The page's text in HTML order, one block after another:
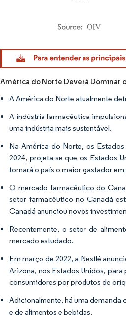
Imagem © Mordor Intelligence. O reuso requer
América do Norte Deverá Dominar
A América do Norte atualmente
A indústria farmacêutica
uma indústria mais sustentável.
Na América do Norte, os
2024, projeta-se que os Estados
tornará o país o maior gastador
O mercado farmacêutico do
setor farmacêutico no Canadá
Canadá anunciou novos
Recentemente, o setor de
mercado estudado.
Em março de 2022, a Nestlé
Arizona, nos Estados Unidos,
consumidores por produtos de
Adicionalmente, há uma demanda
e de alimentos e bebidas.